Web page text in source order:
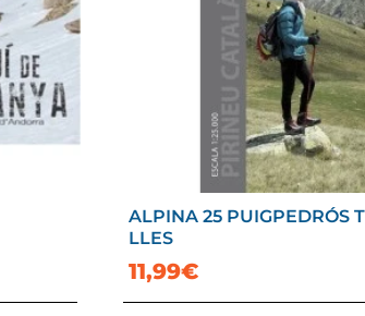
ALPINA 25 PUIGPEDRÓS
LLES
11,99€